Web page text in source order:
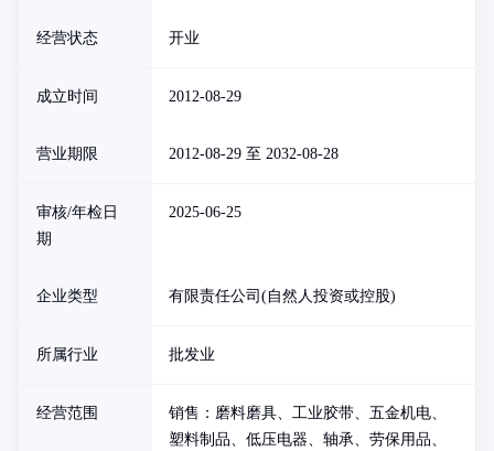
经营状态 开业
成立时间 2012-08-29
营业期限 2012-08-29 至 2032-08-28
审核/年检日
期
2025-06-25
企业类型 有限责任公司(自然人投资或控股)
所属行业 批发业
经营范围
销售：磨料磨具、工业胶带、五金机电、
塑料制品、低压电器、轴承、劳保用品、